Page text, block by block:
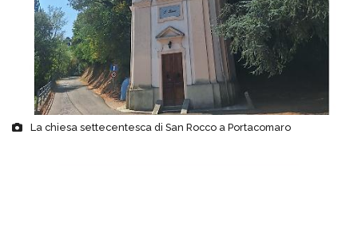
La chiesa settecentesca di San Rocco a Portacomaro